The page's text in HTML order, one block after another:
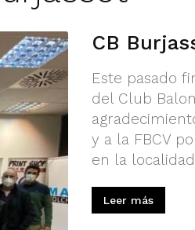
CB
Este pasado
del Club
y a la FBCV
en la
Leer más